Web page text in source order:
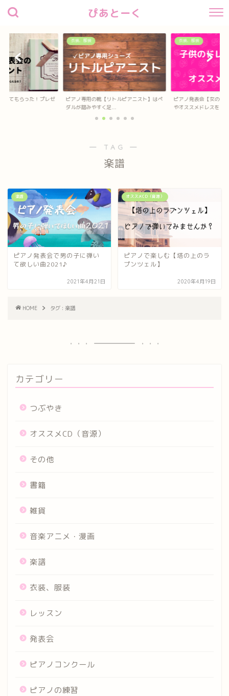
ぴあとーく
してもらった！プレゼ
衣装、服装
ピアノ専用の靴【リトルピアニスト】はペ
ダルが踏みやすく足...
衣装、服装
ピアノ発表会【女の子
やオススメドレスを...
― TAG ―
楽譜
楽譜
ピアノ発表会で男の子に弾い
て欲しい曲2021♪
2021年4月21日
オススメCD（音源）
ピアノで楽しむ【塔の上のラ
プンツェル】
2020年4月19日
HOME タグ : 楽譜
カテゴリー
つぶやき
オススメCD（音源）
その他
書籍
雑貨
音楽アニメ・漫画
楽譜
衣装、服装
レッスン
発表会
ピアノコンクール
ピアノの練習